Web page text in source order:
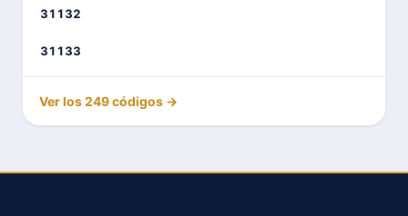
31132
31133
Ver los 249 códigos →